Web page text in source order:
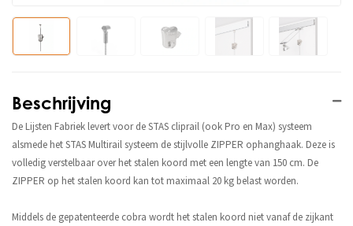
Beschrijving
De Lijsten Fabriek levert voor de STAS cliprail (ook Pro en Max) systeem
alsmede het STAS Multirail systeem de stijlvolle ZIPPER ophanghaak. Deze is
volledig verstelbaar over het stalen koord met een lengte van 150 cm. De
ZIPPER op het stalen koord kan tot maximaal 20 kg belast worden.
Middels de gepatenteerde cobra wordt het stalen koord niet vanaf de zijkant